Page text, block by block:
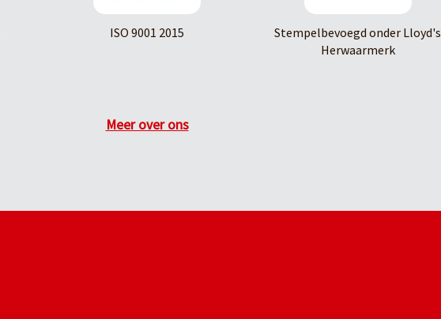
ISO 9001 2015
Stempelbevoegd onder Lloyd's
Herwaarmerk
Meer over ons